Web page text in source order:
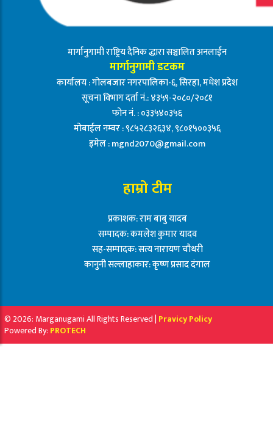
मार्गानुगामी राष्ट्रिय दैनिक द्धारा सञ्चालित अनलाईन
मार्गानुगामी डटकम
कार्यालय : गोलबजार नगरपालिका-६, सिरहा, मधेश प्रदेश
सूचना विभाग दर्ता नं.: ४३५९-२०८०/२०८१
फोन नं. : ०३३५४०३५६
मोबाईल नम्बर : ९८५२८३२६३४, ९८०१५००३५६
इमेल :mgnd2070@gmail.com
हाम्रो टीम
प्रकाशक: राम बाबु यादब
सम्पादक: कमलेश कुमार यादव
सह-सम्पादक: सत्य नारायण चौधरी
कानुनी सल्लाहाकार: कृष्ण प्रसाद दंगाल
© 2026: Marganugami All Rights Reserved | Pravicy Policy
Powered By: PROTECH